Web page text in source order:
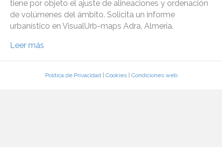
tiene por objeto el ajuste de alineaciones y ordenación
de volúmenes del ámbito. Solicita un informe
urbanístico en VisualUrb-maps Adra, Almería.
Leer más
Política de Privacidad| Cookies| Condiciones web